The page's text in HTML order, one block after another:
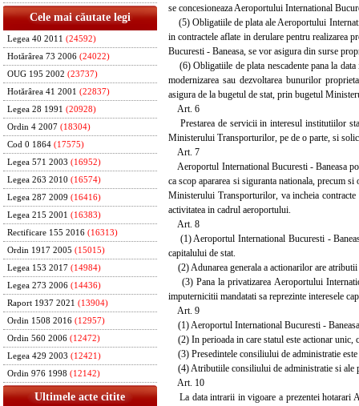
Cele mai căutate legi
Legea 40 2011 (24592)
Hotărârea 73 2006 (24022)
OUG 195 2002 (23737)
Hotărârea 41 2001 (22837)
Legea 28 1991 (20928)
Ordin 4 2007 (18304)
Cod 0 1864 (17575)
Legea 571 2003 (16952)
Legea 263 2010 (16574)
Legea 287 2009 (16416)
Legea 215 2001 (16383)
Rectificare 155 2016 (16313)
Ordin 1917 2005 (15015)
Legea 153 2017 (14984)
Legea 273 2006 (14436)
Raport 1937 2021 (13904)
Ordin 1508 2016 (12957)
Ordin 560 2006 (12472)
Legea 429 2003 (12421)
Ordin 976 1998 (12142)
Ultimele acte citite
se concesioneaza Aeroportului International
(5) Obligatiile de plata ale Aeroportului
in contractele aflate in derulare pentru realizarea
Bucuresti - Baneasa, se vor asigura din surse
(6) Obligatiile de plata nescadente pana la
modernizarea sau dezvoltarea bunurilor
asigura de la bugetul de stat, prin bugetul
Art. 6
Prestarea de servicii in interesul institutiilor
Ministerului Transporturilor, pe de o parte, si
Art. 7
Aeroportul International Bucuresti - Baneasa
ca scop apararea si siguranta nationala, precum
Ministerului Transporturilor, va incheia
activitatea in cadrul aeroportului.
Art. 8
(1) Aeroportul International Bucuresti -
capitalului de stat.
(2) Adunarea generala a actionarilor are
(3) Pana la privatizarea Aeroportului
imputernicitii mandatati sa reprezinte interesele
Art. 9
(1) Aeroportul International Bucuresti -
(2) In perioada in care statul este actionar
(3) Presedintele consiliului de administratie
(4) Atributiile consiliului de administratie si ale
Art. 10
La data intrarii in vigoare a prezentei hotarari